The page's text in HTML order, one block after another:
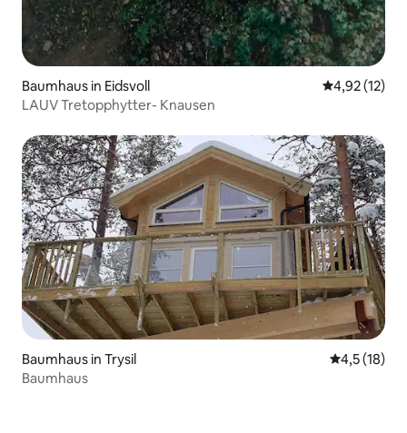
Baumhaus in Eidsvoll
4,92 (12)
LAUV Tretopphytter- Knausen
Baumhaus in Trysil
4,5 (18)
Baumhaus